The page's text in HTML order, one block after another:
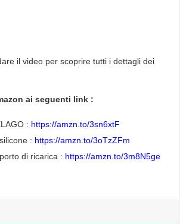
il video per scoprire tutti i dettagli dei
ai seguenti link :
: https://amzn.to/3sn6xtF
: https://amzn.to/3oTzZFm
di ricarica : https://amzn.to/3m8N5ge